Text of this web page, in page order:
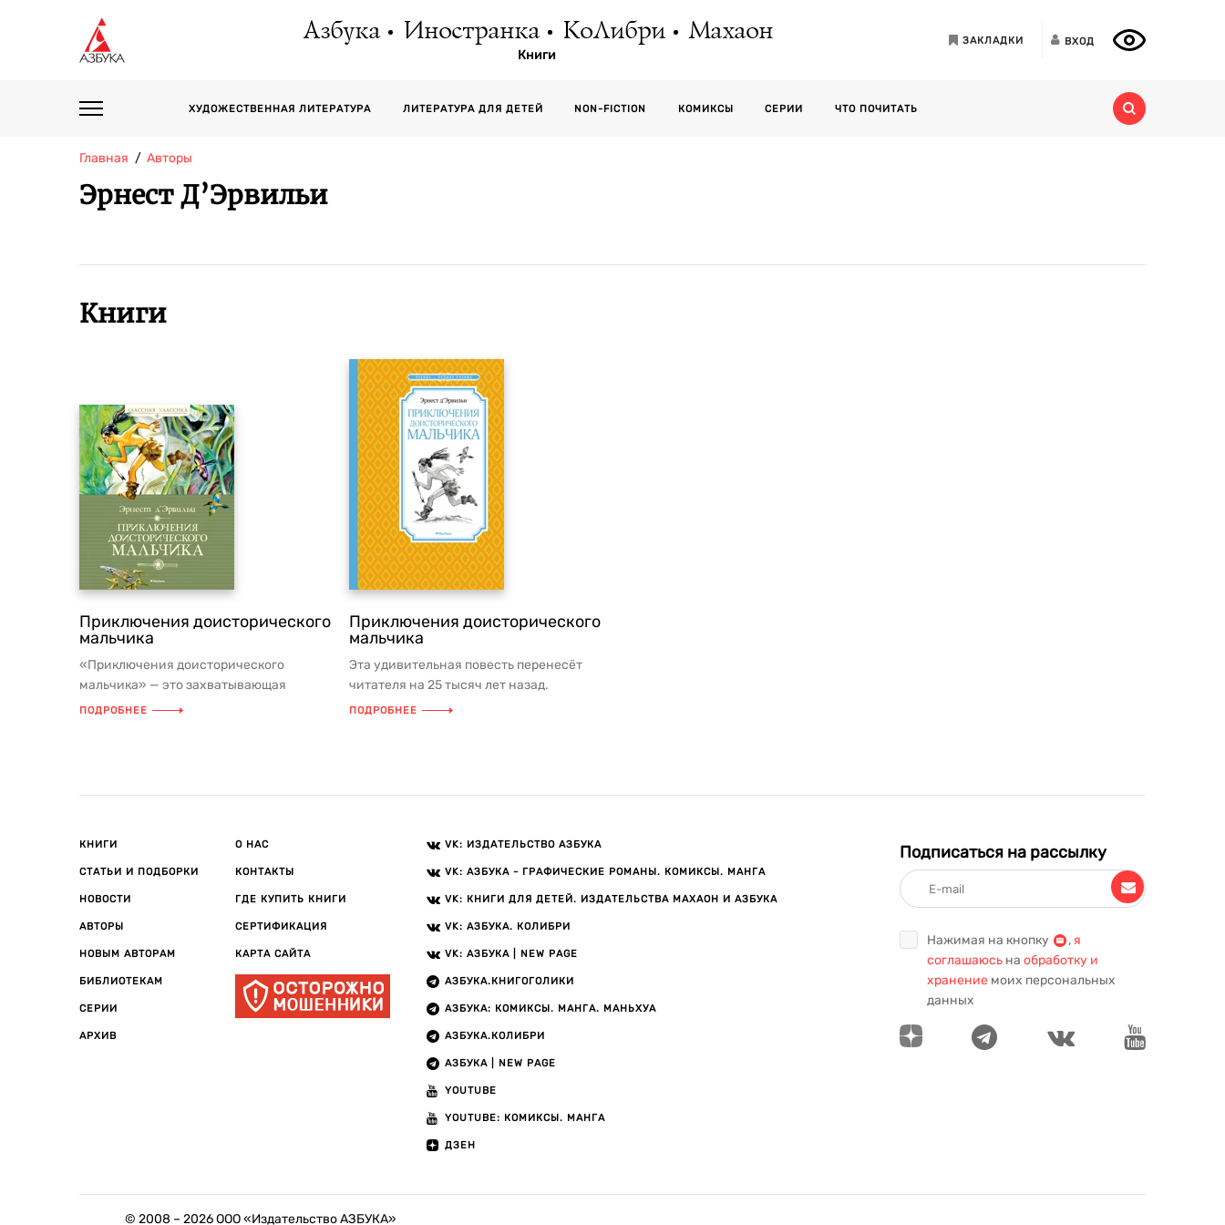
Азбука Иностранка КоЛибри Махаон
Книги
ЗАКЛАДКИ ВХОД
ХУДОЖЕСТВЕННАЯ ЛИТЕРАТУРА ЛИТЕРАТУРА ДЛЯ ДЕТЕЙ NON-FICTION КОМИКСЫ СЕРИИ ЧТО ПОЧИТАТЬ
Главная Авторы
Эрнест Д’Эрвильи
Книги
Приключения доисторического
мальчика
«Приключения доисторического
мальчика» — это захватывающая
повесть французского писателя
ПОДРОБНЕЕ
Приключения доисторического
мальчика
Эта удивительная повесть перенесёт
читателя на 25 тысяч лет назад.
Научных данных о том периоде край...
ПОДРОБНЕЕ
КНИГИ
СТАТЬИ И ПОДБОРКИ
НОВОСТИ
АВТОРЫ
НОВЫМ АВТОРАМ
БИБЛИОТЕКАМ
СЕРИИ
АРХИВ
О НАС
КОНТАКТЫ
ГДЕ КУПИТЬ КНИГИ
СЕРТИФИКАЦИЯ
КАРТА САЙТА
VK: ИЗДАТЕЛЬСТВО АЗБУКА
VK: АЗБУКА - ГРАФИЧЕСКИЕ РОМАНЫ. КОМИКСЫ. МАНГА
VK: КНИГИ ДЛЯ ДЕТЕЙ. ИЗДАТЕЛЬСТВА МАХАОН И АЗБУКА
VK: АЗБУКА. КОЛИБРИ
VK: АЗБУКА | NEW PAGE
АЗБУКА.КНИГОГОЛИКИ
АЗБУКА: КОМИКСЫ. МАНГА. МАНЬХУА
АЗБУКА.КОЛИБРИ
АЗБУКА | NEW PAGE
YOUTUBE
YOUTUBE: КОМИКСЫ. МАНГА
ДЗЕН
Подписаться на рассылку
Нажимая на кнопку , я
соглашаюсь на обработку и
хранение моих персональных
данных
© 2008 – 2026ООО «Издательство АЗБУКА»